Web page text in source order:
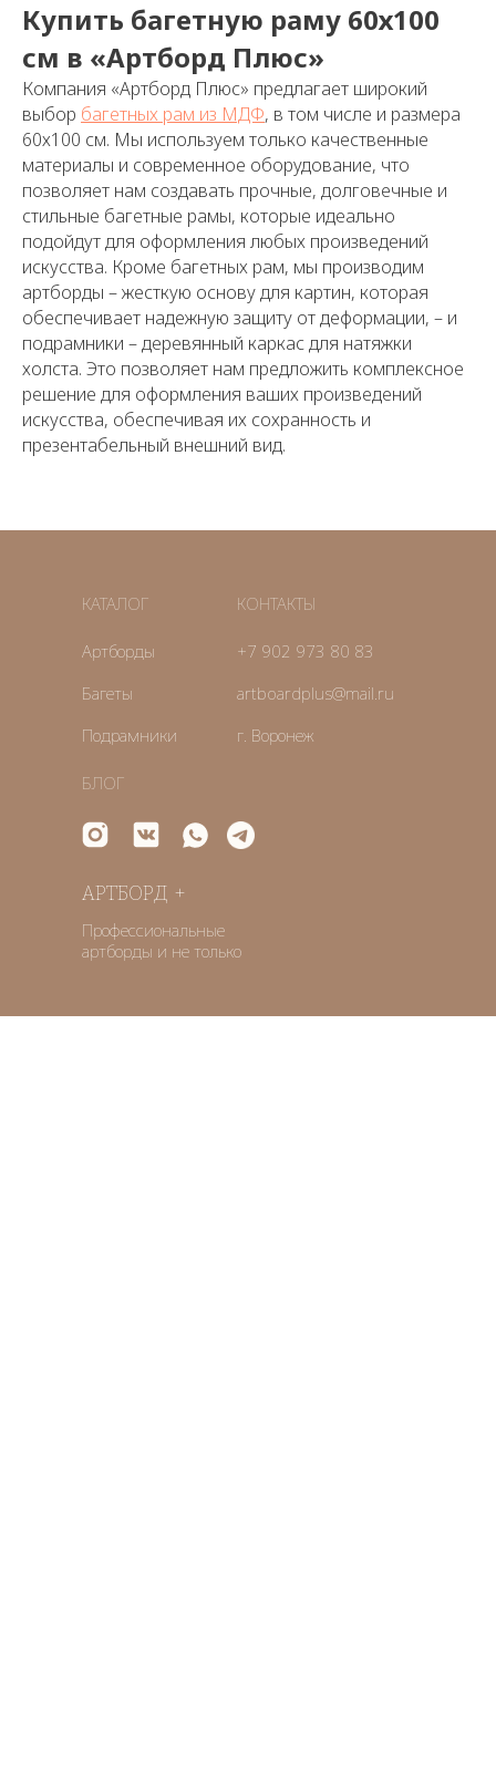
Купить багетную раму 60х100
см в «Артборд Плюс»
Компания «Артборд Плюс» предлагает широкий
выбор багетных рам из МДФ, в том числе и размера
60х100 см. Мы используем только качественные
материалы и современное оборудование, что
позволяет нам создавать прочные, долговечные и
стильные багетные рамы, которые идеально
подойдут для оформления любых произведений
искусства. Кроме багетных рам, мы производим
артборды – жесткую основу для картин, которая
обеспечивает надежную защиту от деформации, – и
подрамники – деревянный каркас для натяжки
холста. Это позволяет нам предложить комплексное
решение для оформления ваших произведений
искусства, обеспечивая их сохранность и
презентабельный внешний вид.
АРТБОРД +
Профессиональные
артборды и не только
КАТАЛОГ КОНТАКТЫ
Артборды
Багеты
Подрамники
+7 902 973 80 83
artboardplus@mail.ru
г. Воронеж
БЛОГ